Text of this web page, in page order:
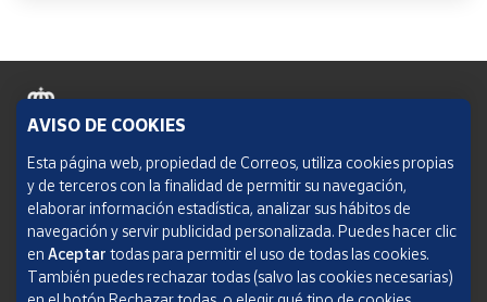
Política de cookies
Aviso legal
Condiciones del servicio
Política de Privacidad Web
AVISO DE COOKIES
Esta página web, propiedad de Correos, utiliza cookies propias
y de terceros con la finalidad de permitir su navegación,
elaborar información estadística, analizar sus hábitos de
navegación y servir publicidad personalizada. Puedes hacer clic
en Aceptar todas para permitir el uso de todas las cookies.
También puedes rechazar todas (salvo las cookies necesarias)